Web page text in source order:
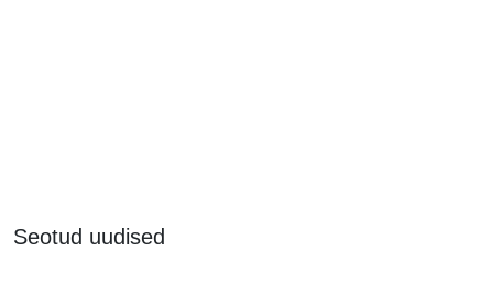
Seotud uudised